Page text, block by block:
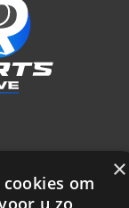
Automotive, uw
accessoires. Wij
×
om
u zo